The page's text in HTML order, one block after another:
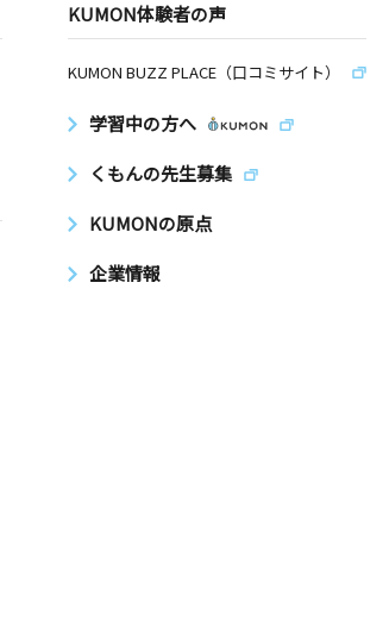
KUMON体験者の声
KUMON BUZZ PLACE（口コミサイト）
学習中の方へ
くもんの先生募集
KUMONの原点
企業情報